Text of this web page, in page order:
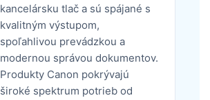
kancelársku tlač a sú spájané s
kvalitným výstupom,
spoľahlivou prevádzkou a
modernou správou dokumentov.
Produkty Canon pokrývajú
široké spektrum potrieb od